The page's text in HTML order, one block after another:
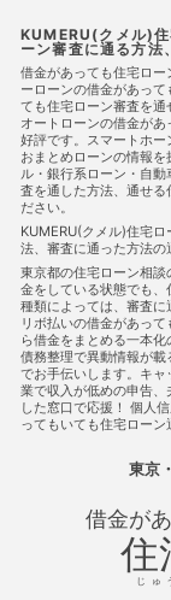
住宅ローン商品
住宅ローン審査に
用者責任
使用
生
借地借家法
った
借金あっ
る
借金あって
に通る
借金あ
宅ローンに通る
っても住宅ローン
る
査に通る
借金
借金あっても通る
ーンに通る
借
もローン審査に通る
借金があっても住
通る方法
借金
住宅ローン審査に
法
借金があっ
も住宅ローン審査
ーン審査に通過す
借金があっても通る
借金が
審査に通る
借
てローン審査に通
金があって住宅ロ
借金が
KUMERU(クメル)住
ーン審査に通る方法
借金があっても住宅ロ
ーローンの借金があっ
ても住宅ローン審査を
オートローンの借金が
好評です。スマートホー
おまとめローンの情報
ル・銀行系ローン・自
査を通した方法、通せる
ださい。
KUMERU(クメル)住宅
法、審査に通った方法の
東京都の住宅ローン相
金をしている状態でも
種類によっては、審査に
リボ払いの借金があっ
ら借金をまとめる一本
債務整理で異動情報が
でお手伝いします。キ
業で収入が低めの申告
した窓口で応援！ 個人
ってもいても住宅ローン
東京
借金が
住
じゅ